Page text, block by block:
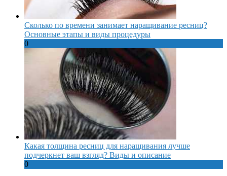
Сколько по времени занимает наращивание ресниц?
Основные этапы и виды процедуры
0
Какая толщина ресниц для наращивания лучше
подчеркнет ваш взгляд? Виды и описание
0